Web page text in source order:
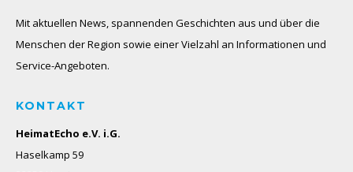
Mit aktuellen News, spannenden Geschichten aus und über die
Menschen der Region sowie einer Vielzahl an Informationen und
Service-Angeboten.
KONTAKT
HeimatEcho e.V. i.G.
Haselkamp 59